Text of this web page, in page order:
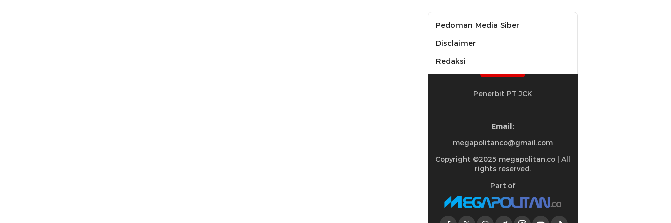
Pedoman Media Siber
Disclaimer
Redaksi
Penerbit PT JCK
Email:
megapolitanco@gmail.com
Copyright ©2025 megapolitan.co | All
rights reserved.
Part of